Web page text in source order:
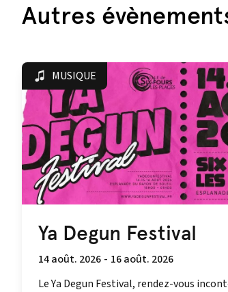
Autres
MUSIQUE
Ya Degun Festival
14 août. 2026 - 16 août. 2026
Le Ya Degun Festival, rendez-vous